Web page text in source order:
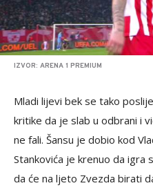
IZVOR: ARENA 1 PREMIUM
Mladi lijevi bek se tako
kritike da je slab u odbrani i
ne fali. Šansu je dobio kod
Stankovića je krenuo da igra
da će na ljeto Zvezda birati